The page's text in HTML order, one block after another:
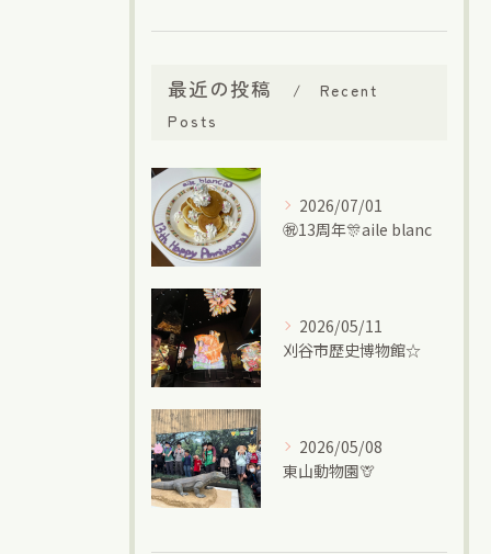
最近の投稿
Recent
Posts
2026/07/01
㊗13周年🎊aile blanc
2026/05/11
刈谷市歴史博物館☆
2026/05/08
東山動物園🦒